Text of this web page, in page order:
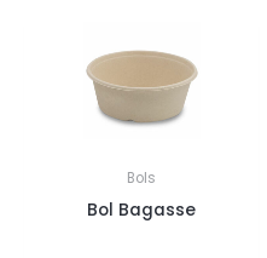
Bols
Bol Bagasse